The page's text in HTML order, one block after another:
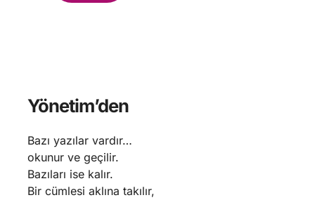
Yönetim’den
Bazı yazılar vardır…
okunur ve geçilir.
Bazıları ise kalır.
Bir cümlesi aklına takılır,